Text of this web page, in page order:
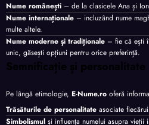
Nume românești – de la clasicele Ana și
Nume internaționale – incluzând nume
multe altele.
Nume moderne și tradiționale – fie că ești
unic, găsești opțiuni pentru orice preferință.
Semnificație și personalitate
Pe lângă etimologie, E-Nume.ro oferă
Trăsăturile de personalitate asociate fiecărui
Simbolismul și influența numelui asupra vieții